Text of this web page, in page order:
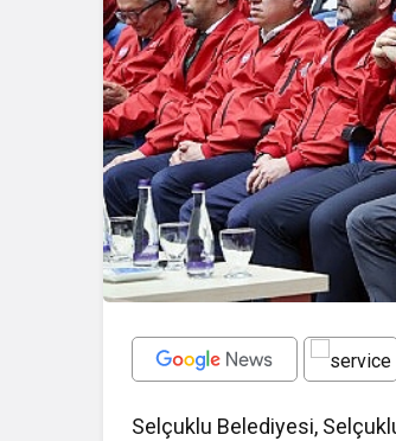
Selçuklu Belediyesi,